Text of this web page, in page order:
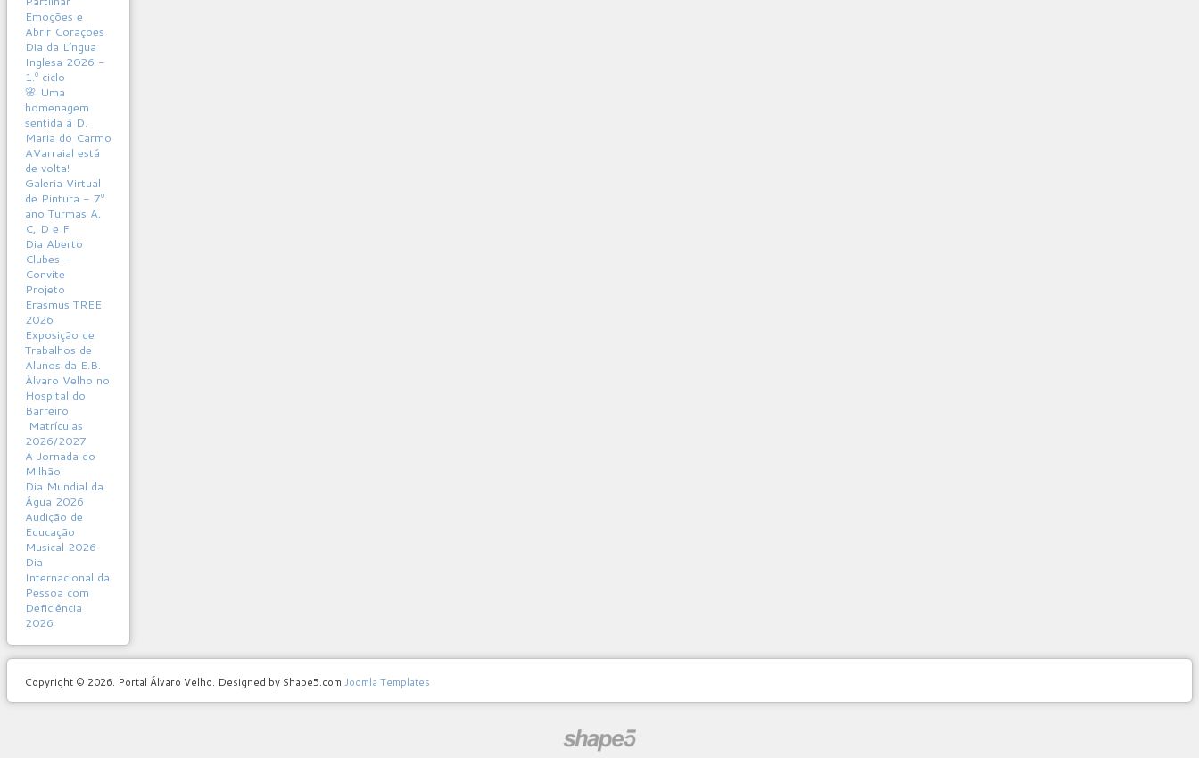
Emoções e
Abrir Corações
Dia da Língua
Inglesa 2026 -
1.º ciclo
🌸 Uma
homenagem
sentida à D.
Maria do Carmo
AVarraial está
de volta!
Galeria Virtual
de Pintura - 7º
ano Turmas A,
C, D e F
Dia Aberto
Clubes -
Convite
Projeto
Erasmus TREE
2026
Exposição de
Trabalhos de
Alunos da E.B.
Álvaro Velho no
Hospital do
Barreiro
Matrículas
2026/2027
A Jornada do
Milhão
Dia Mundial da
Água 2026
Audição de
Educação
Musical 2026
Dia
Internacional da
Pessoa com
Deficiência
2026
Copyright © 2026. Portal Álvaro Velho. Designed by Shape5.com Joomla Templates